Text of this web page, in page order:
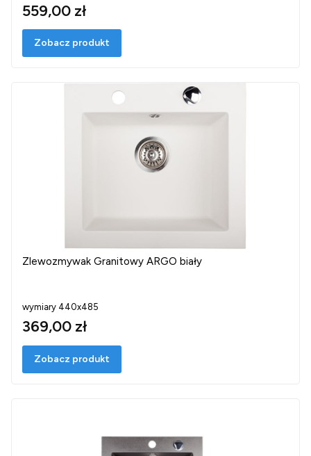
559,00 zł
Zobacz produkt
Zlewozmywak Granitowy ARGO biały
wymiary 440x485
369,00 zł
Zobacz produkt